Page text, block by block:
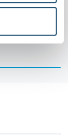
auf seinen
Kunststoff auf